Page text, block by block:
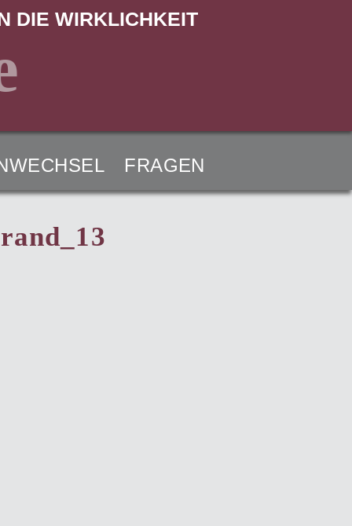
DIE WIRKLICHKEIT
FRAGEN